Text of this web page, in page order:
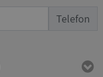
Telefon